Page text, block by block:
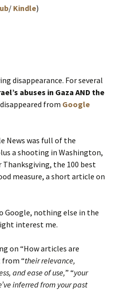
/ Kindle)
disappearance. For several
abuses in Gaza AND the
from Google
News was full of the
a shooting in Washington,
the 100 best
measure, a short article on
Google, nothing else in the
interest me.
on “How articles are
from “their relevance,
and ease of use,” “your
inferred from your past